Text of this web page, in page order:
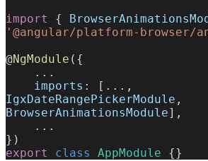
import
{
'@angular/platform-browser/
@NgModule ({
    ...
    imports
IgxDateRangePickerModule
BrowserAnimationsModule],
    ...
})
export
class AppModule {}